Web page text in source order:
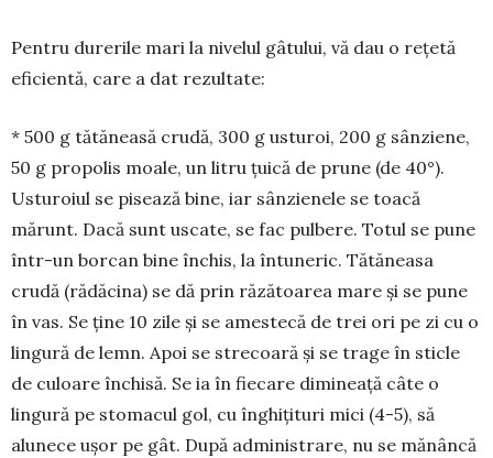
Pentru durerile mari la nive­lul gâtului, vă dau o rețetă
efi­cientă, care a dat rezultate:
* 500 g tătăneasă crudă, 300 g usturoi, 200 g sânziene,
50 g propolis moale, un litru țuică de prune (de 40°).
Usturoiul se pi­sează bine, iar sânzienele se toa­că
mărunt. Dacă sunt uscate, se fac pulbere. Totul se pune
într-un borcan bine închis, la întuneric. Tătă­neasa
crudă (rădă­cina) se dă prin răzătoarea mare și se pune
în vas. Se ține 10 zile și se amestecă de trei ori pe zi cu o
lingură de lemn. Apoi se strecoară și se trage în sticle
de culoare închisă. Se ia în fiecare dimineață câte o
lingură pe stomacul gol, cu înghițituri mici (4-5), să
alunece ușor pe gât. După administrare, nu se mă­nâncă